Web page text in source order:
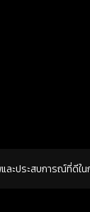
ะประสบการณ์ที่ดีใน